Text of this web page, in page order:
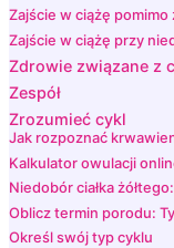
Zajście w ciążę
Zajście w ciążę przy
Zdrowie związane z
Zespół
Zrozumieć cykl
Jak rozpoznać
Kalkulator owulacji
Niedobór ciałka
Oblicz termin porodu:
Określ swój typ cyklu